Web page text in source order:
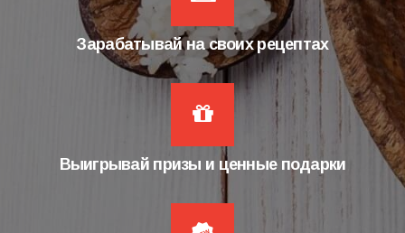
Зарабатывай на своих рецептах
Выигрывай призы и ценные подарки